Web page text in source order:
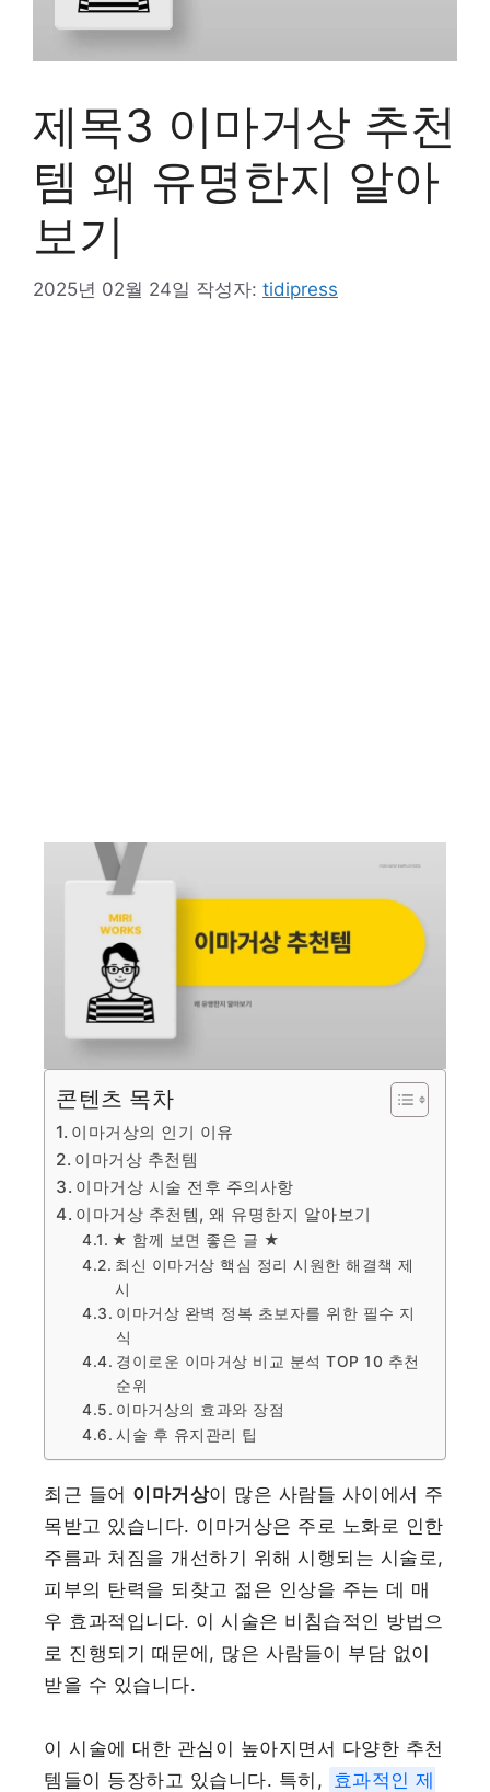
제목3 이마거상 추천
템 왜 유명한지 알아
보기
2025년 02월 24일 작성자: tidipress
콘텐츠 목차
이마거상의 인기 이유
이마거상 추천템
이마거상 시술 전후 주의사항
이마거상 추천템, 왜 유명한지 알아보기
★ 함께 보면 좋은 글 ★
최신 이마거상 핵심 정리 시원한 해결책 제
시
이마거상 완벽 정복 초보자를 위한 필수 지
식
경이로운 이마거상 비교 분석 TOP 10 추천
순위
이마거상의 효과와 장점
시술 후 유지관리 팁
최근 들어 이마거상이 많은 사람들 사이에서 주
목받고 있습니다. 이마거상은 주로 노화로 인한
주름과 처짐을 개선하기 위해 시행되는 시술로,
피부의 탄력을 되찾고 젊은 인상을 주는 데 매
우 효과적입니다. 이 시술은 비침습적인 방법으
로 진행되기 때문에, 많은 사람들이 부담 없이
받을 수 있습니다.
이 시술에 대한 관심이 높아지면서 다양한 추천
템들이 등장하고 있습니다. 특히,
효과적인 제